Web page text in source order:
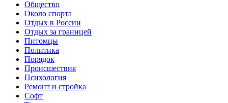
Общество
Около спорта
Отдых в России
Отдых за границей
Питомцы
Политика
Порядок
Происшествия
Психология
Ремонт и стройка
Софт